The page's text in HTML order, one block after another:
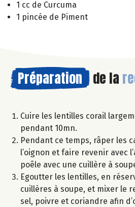
1 cc de Curcuma
1 pincée de Piment
Préparation de la
Cuire les lentilles corail
pendant 10mn.
Pendant ce temps, râper les
l’oignon et faire revenir avec
poêle avec une cuillère à
Egoutter les lentilles, en
cuillères à soupe, et mixer le
sel, poivre et coriandre afin